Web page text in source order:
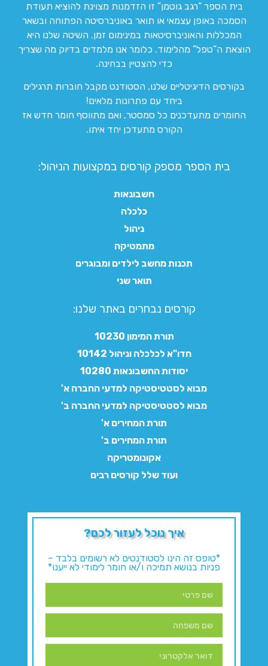
בית הספר “רגב גוטמן” זו הזדמנות מצוינת להוציא תעודת
הסמכה באופן עצמאי או תואר באוניברסיטה הפתוחה ובשאר
המכללות והאוניברסיטאות במינימום זמן. השיטה שלנו היא
הוצאת ה”טפל” מהלימוד. כלומר אנו מלמדים בדיוק מה שצריך
כדי להצטיין בבחינה.
בקורסים הדיגיטליים שלנו, הסטודנט מקבל חוברות תרגילים
ביחד עם פתרונות מלאים!
החומרים מתעדכנים כל סמסטר, ואם מתווסף חומר חדש אז
הקורס מתעדכן יחד איתו.
בית הספר מספק קורסים במקצועות הניהול:
חשבונאות
כלכלה
ניהול
מתמטיקה
תכנות מחשב לילדים ומבוגרים
תואר שני
קורסים נבחרים באתר שלנו:​
תורת המימון 10230
חדו"א לכלכלה וניהול 10142
יסודות החשבונאות 10280
מבוא לסטטיסטיקה למדעי החברה א'
מבוא לסטטיסטיקה למדעי החברה ב'
תורת המחירים א'
תורת המחירים ב'
אקונומטריקה
ועוד שלל קורסים רבים
איך נוכל לעזור לכם?
*טופס זה הינו לסטודנטים לא רשומים בלבד –
פניות בנושא תמיכה ו/או חומר לימודי לא ייענו*